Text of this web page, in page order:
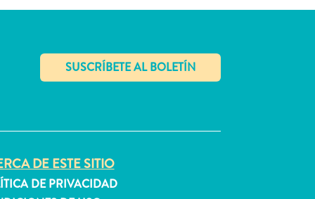
✕
DE ESTE SITIO
DE PRIVACIDAD